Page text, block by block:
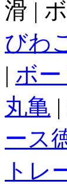
滑 |
びわ
| ボ
丸亀
ース
トレ